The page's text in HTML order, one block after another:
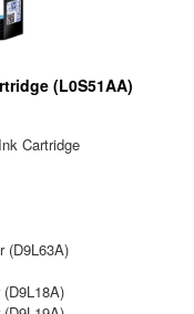
(L0S51AA)
Cartridge
(D9L63A)